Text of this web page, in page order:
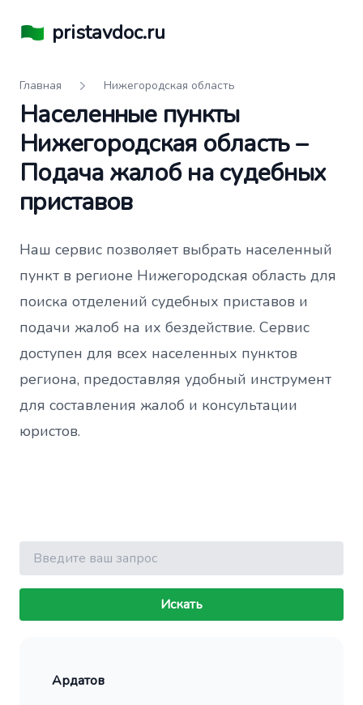
pristavdoc.ru
Главная Нижегородская область
Населенные пункты
Нижегородская область –
Подача жалоб на судебных
приставов
Наш сервис позволяет выбрать населенный
пункт в регионе Нижегородская область для
поиска отделений судебных приставов и
подачи жалоб на их бездействие. Сервис
доступен для всех населенных пунктов
региона, предоставляя удобный инструмент
для составления жалоб и консультации
юристов.
Поиск
Искать
Ардатов